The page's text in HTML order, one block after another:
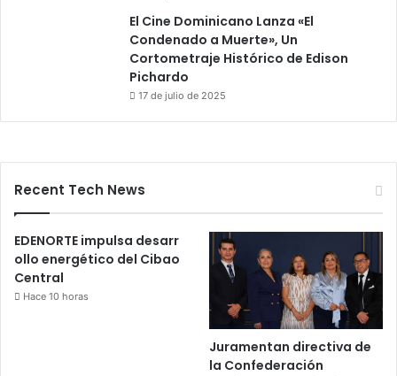
El Cine Dominicano Lanza «El
Condenado a Muerte», Un
Cortometraje Histórico de Edison
Pichardo
17 de julio de 2025
Recent Tech News
EDENORTE impulsa desarr
ollo energético del Cibao
Central
Hace 10 horas
Juramentan directiva de
la Confederación